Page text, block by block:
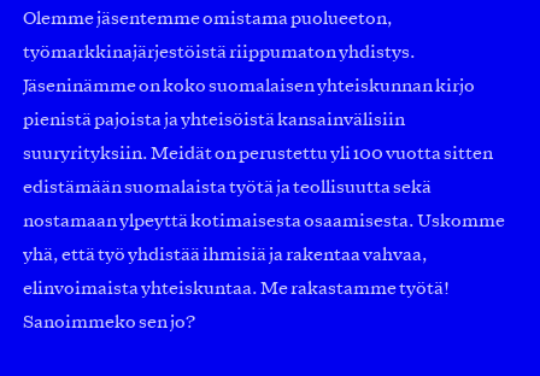
Olemme jäsentemme omistama puolueeton,
työmarkkinajärjestöistä riippumaton yhdistys.
Jäseninämme on koko suomalaisen yhteiskunnan kirjo
pienistä pajoista ja yhteisöistä kansainvälisiin
suuryrityksiin. Meidät on perustettu yli 100 vuotta sitten
edistämään suomalaista työtä ja teollisuutta sekä
nostamaan ylpeyttä kotimaisesta osaamisesta. Uskomme
yhä, että työ yhdistää ihmisiä ja rakentaa vahvaa,
elinvoimaista yhteiskuntaa. Me rakastamme työtä!
Sanoimmeko sen jo?